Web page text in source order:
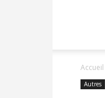
Accueil
Autres